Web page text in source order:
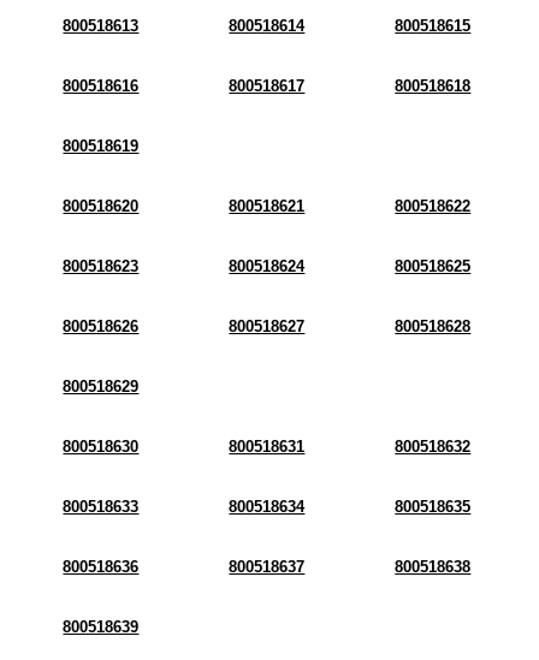
800518613 800518614 800518615
800518616 800518617 800518618
800518619
800518620 800518621 800518622
800518623 800518624 800518625
800518626 800518627 800518628
800518629
800518630 800518631 800518632
800518633 800518634 800518635
800518636 800518637 800518638
800518639